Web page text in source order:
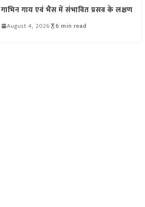
गाभिन गाय एवं भैंस में संभावित प्रसव के लक्षण
August 4, 2026 6 min read